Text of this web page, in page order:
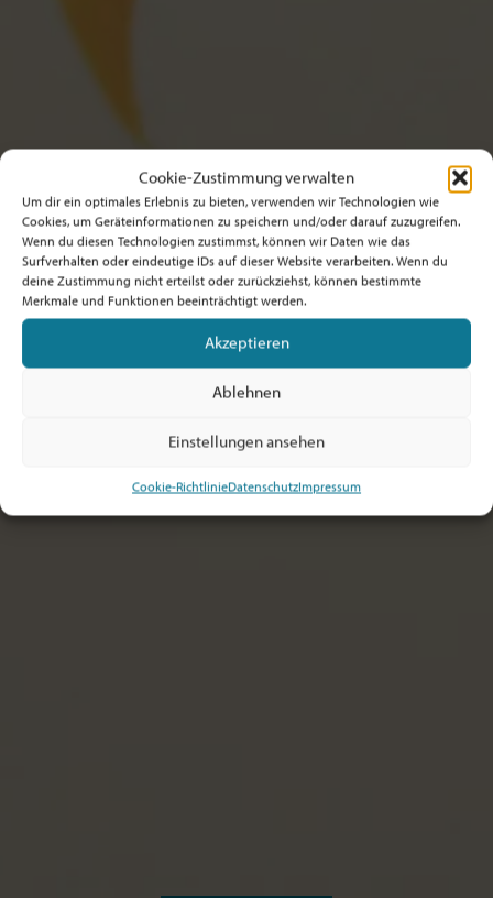
Cookie-Zustimmung verwalten
Um dir ein optimales Erlebnis zu bieten, verwenden wir Technologien wie
Cookies, um Geräteinformationen zu speichern und/oder darauf zuzugreifen.
Wenn du diesen Technologien zustimmst, können wir Daten wie das
Surfverhalten oder eindeutige IDs auf dieser Website verarbeiten. Wenn du
deine Zustimmung nicht erteilst oder zurückziehst, können bestimmte
Merkmale und Funktionen beeinträchtigt werden.
Akzeptieren
Ablehnen
Einstellungen ansehen
Cookie-RichtlinieDatenschutzImpressum